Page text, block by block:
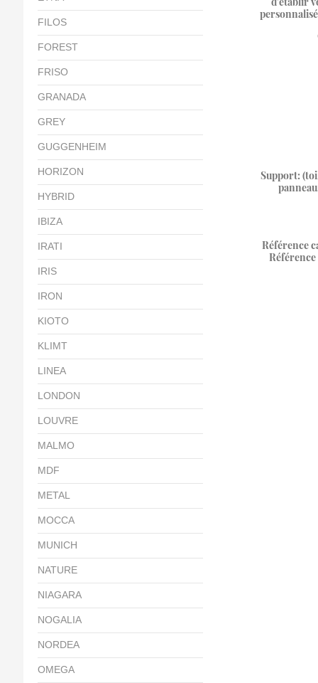
Support:
Référence
FILOS
FOREST
FRISO
GRANADA
GREY
GUGGENHEIM
HORIZON
HYBRID
IBIZA
IRATI
IRIS
IRON
KIOTO
KLIMT
LINEA
LONDON
LOUVRE
MALMO
MDF
METAL
MOCCA
MUNICH
NATURE
NIAGARA
NOGALIA
NORDEA
OMEGA